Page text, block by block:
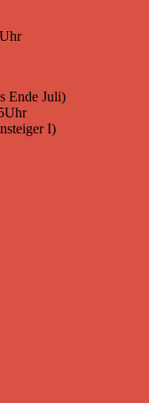
Ende Juli)
I)